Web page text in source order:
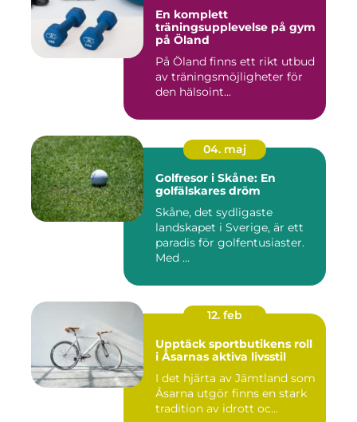
En komplett
träningsupplevelse på gym
på Öland
På Öland finns ett rikt utbud
av träningsmöjligheter för
den hälsoint...
04. maj
Golfresor i Skåne: En
golfälskares dröm
Skåne, det sydligaste
landskapet i Sverige, är ett
paradis för golfentusiaster.
Med ...
12. feb
Upptäck sportbutikens roll
i Åsarnas aktiva livsstil
I det hjärta av Jämtland som
Åsarna utgör finns en stark
tradition av idrott oc...